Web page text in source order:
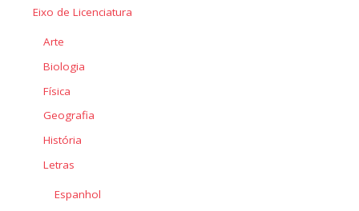
Eixo de Licenciatura
Arte
Biologia
Física
Geografia
História
Letras
Espanhol